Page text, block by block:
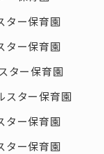
ター保育園
ター保育園
ター保育園
スター保育園
ター保育園
ター保育園